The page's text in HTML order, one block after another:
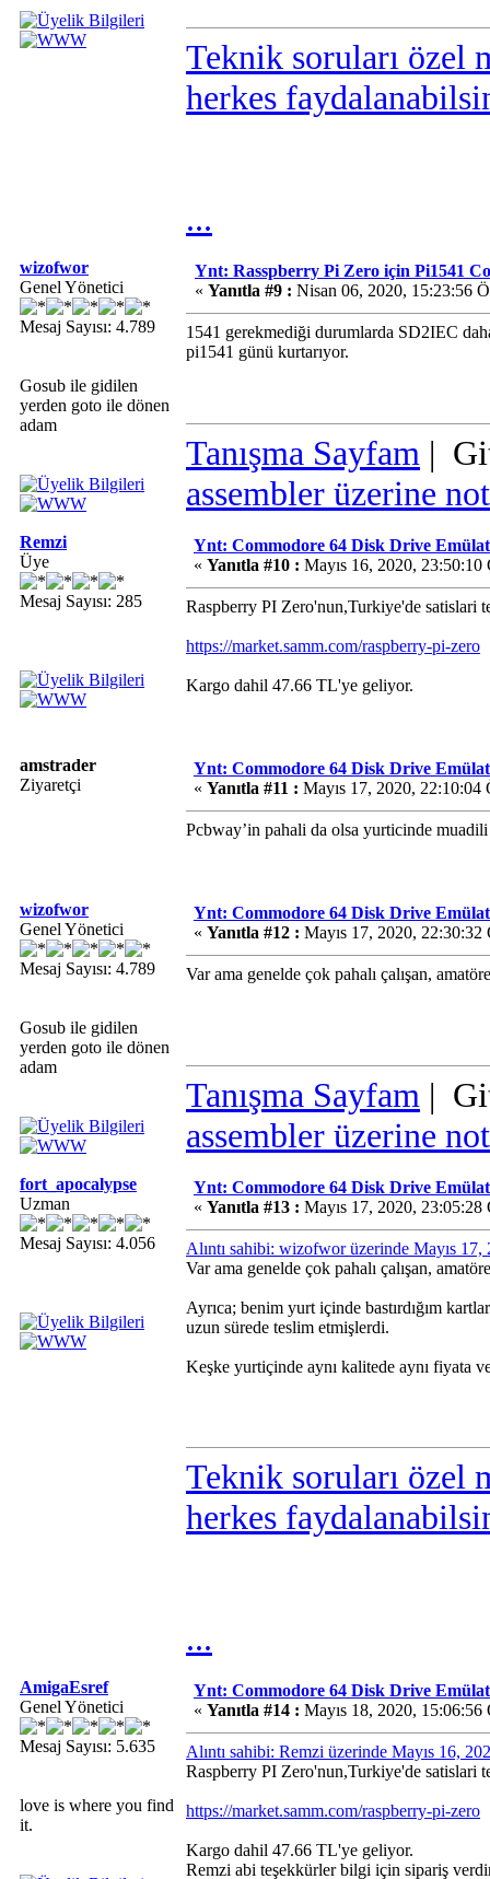
Teknik soruları özel
herkes
...
wizofwor
Genel Yönetici
Mesaj Sayısı: 4.789
Gosub ile gidilen
yerden goto ile dönen
adam
Ynt: Rasspberry Pi Zero için Pi1541
« Yanıtla #9 : Nisan 06, 2020, 15:23:56
1541 gerekmediği durumlarda SD2IEC
pi1541 günü kurtarıyor.
Tanışma Sayfam |
assembler üzerine
Remzi
Üye
Mesaj Sayısı: 285
Ynt: Commodore 64 Disk Drive
« Yanıtla #10 : Mayıs 16, 2020, 23:50:10
Raspberry PI Zero'nun,Turkiye'de satislari
https://market.samm.com/raspberry-pi-zero
Kargo dahil 47.66 TL'ye geliyor.
amstrader
Ziyaretçi
Ynt: Commodore 64 Disk Drive
« Yanıtla #11 : Mayıs 17, 2020, 22:10:04
Pcbway’in pahali da olsa yurticinde
wizofwor
Genel Yönetici
Mesaj Sayısı: 4.789
Gosub ile gidilen
yerden goto ile dönen
adam
Ynt: Commodore 64 Disk Drive
« Yanıtla #12 : Mayıs 17, 2020, 22:30:32
Var ama genelde çok pahalı çalışan,
Tanışma Sayfam |
assembler üzerine
fort_apocalypse
Uzman
Mesaj Sayısı: 4.056
Ynt: Commodore 64 Disk Drive
« Yanıtla #13 : Mayıs 17, 2020, 23:05:28
Alıntı sahibi: wizofwor üzerinde Mayıs
Var ama genelde çok pahalı çalışan,
Ayrıca; benim yurt içinde bastırdığım
uzun sürede teslim etmişlerdi.
Keşke yurtiçinde aynı kalitede aynı fiyata
Teknik soruları özel
herkes
...
AmigaEsref
Genel Yönetici
Mesaj Sayısı: 5.635
love is where you find
it.
Ynt: Commodore 64 Disk Drive
« Yanıtla #14 : Mayıs 18, 2020, 15:06:56
Alıntı sahibi: Remzi üzerinde Mayıs 16,
Raspberry PI Zero'nun,Turkiye'de satislari
https://market.samm.com/raspberry-pi-zero
Kargo dahil 47.66 TL'ye geliyor.
Remzi abi teşekkürler bilgi için sipariş